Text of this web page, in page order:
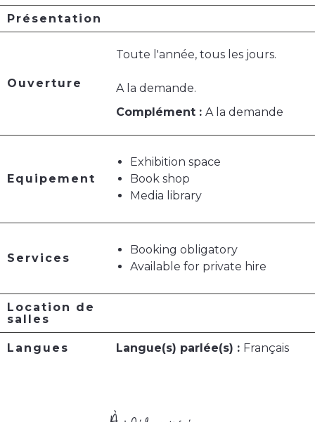
Présentation
Ouverture
Toute l'année, tous les jours.
A la demande.
Complément : A la demande
Equipement
Exhibition space
Book shop
Media library
Services
Booking obligatory
Available for private hire
Location de
salles
Langues Langue(s) parlée(s) : Français